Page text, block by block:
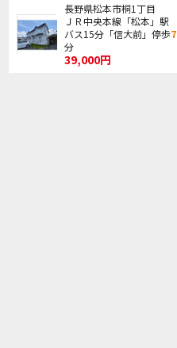
長野県松本市桐1丁目
ＪＲ中央本線「松本」駅
バス15分「信大前」停歩7
分
39,000円